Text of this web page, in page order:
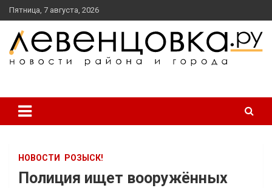
перейти
к
содержанию
Пятница, 7 августа, 2026
НОВОСТИ РОЗЫСК!
Полиция ищет вооружённых